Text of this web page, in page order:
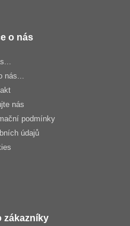
o nás
nás...
nás
podmínky
údajů
zákazníky